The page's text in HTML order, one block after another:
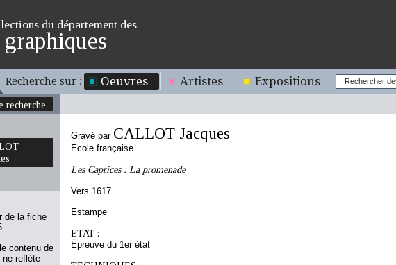
du département des
Recherche sur : Oeuvres Artistes Expositions
recherche
de la fiche
contenu de
reflète
Gravé par CALLOT Jacques
Ecole française
Les Caprices : La promenade
Vers 1617
Estampe
ETAT :
Épreuve du 1er état